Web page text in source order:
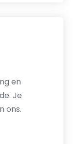
en
Je
ons.